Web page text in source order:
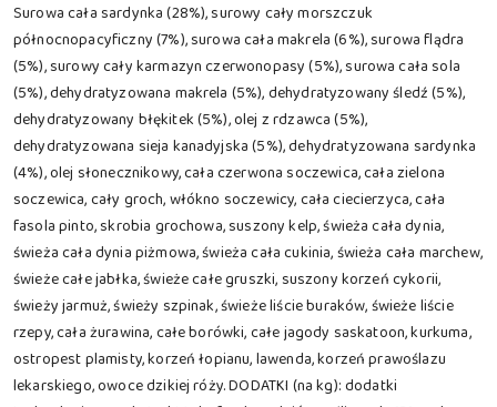
Surowa cała sardynka (28%), surowy cały morszczuk
północnopacyficzny (7%), surowa cała makrela (6%), surowa flądra
(5%), surowy cały karmazyn czerwonopasy (5%), surowa cała sola
(5%), dehydratyzowana makrela (5%), dehydratyzowany śledź (5%),
dehydratyzowany błękitek (5%), olej z rdzawca (5%),
dehydratyzowana sieja kanadyjska (5%), dehydratyzowana sardynka
(4%), olej słonecznikowy, cała czerwona soczewica, cała zielona
soczewica, cały groch, włókno soczewicy, cała ciecierzyca, cała
fasola pinto, skrobia grochowa, suszony kelp, świeża cała dynia,
świeża cała dynia piżmowa, świeża cała cukinia, świeża cała marchew,
świeże całe jabłka, świeże całe gruszki, suszony korzeń cykorii,
świeży jarmuż, świeży szpinak, świeże liście buraków, świeże liście
rzepy, cała żurawina, całe borówki, całe jagody saskatoon, kurkuma,
ostropest plamisty, korzeń łopianu, lawenda, korzeń prawoślazu
lekarskiego, owoce dzikiej róży. DODATKI (na kg): dodatki